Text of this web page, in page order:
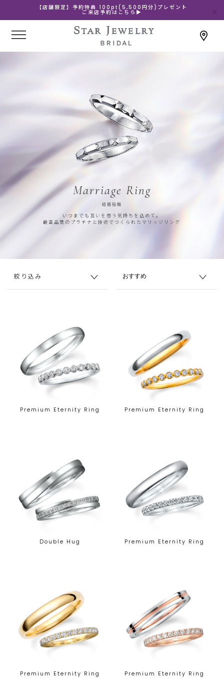
【店舗限定】予約特典 100pt(5,500円分)プレゼント
ご来店予約はこちら▶
Marriage Ring
結婚指輪
いつまでも互いを想う気持ちを込めて。
最高品質のプラチナと技術でつくられたマリッジリング
絞り込み
Premium Eternity Ring Premium Eternity Ring
Double Hug Premium Eternity Ring
Premium Eternity Ring Premium Eternity Ring